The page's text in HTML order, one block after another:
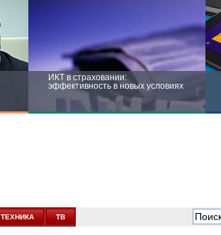
ИКТ в страховании:
эффективность в новых условиях
новых условиях
ТЕХНИКА ТВ